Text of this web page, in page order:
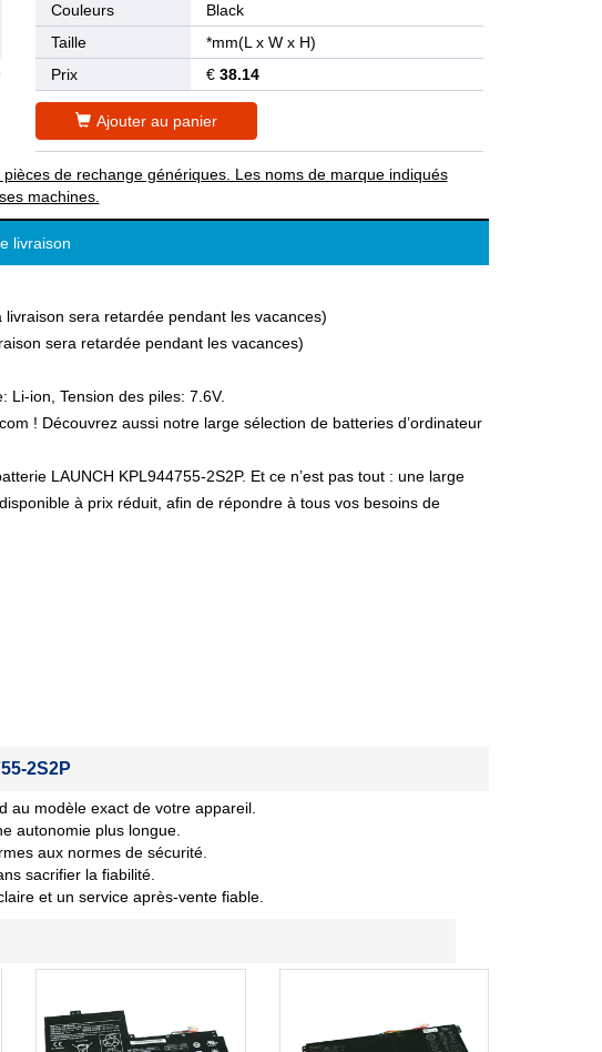
Couleurs
Black
Taille
*mm(L x W x H)
Prix
€38.14
Ajouter au panier
de rechange génériques. Les noms de marque indiqués
machines.
livraison
sera retardée pendant les vacances)
sera retardée pendant les vacances)
Li-ion, Tension des piles: 7.6V.
! Découvrez aussi notre large sélection de batteries d’ordinateur
LAUNCH KPL944755-2S2P. Et ce n’est pas tout : une large
à prix réduit, afin de répondre à tous vos besoins de
2S2P
au modèle exact de votre appareil.
autonomie plus longue.
aux normes de sécurité.
sacrifier la fiabilité.
et un service après-vente fiable.